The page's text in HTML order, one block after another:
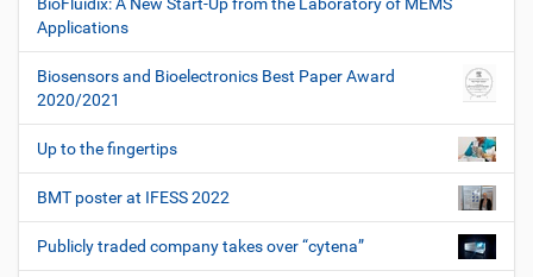
Applications
Biosensors and Bioelectronics Best Paper Award
2020/2021
Up to the fingertips
BMT poster at IFESS 2022
Publicly traded company takes over “cytena”